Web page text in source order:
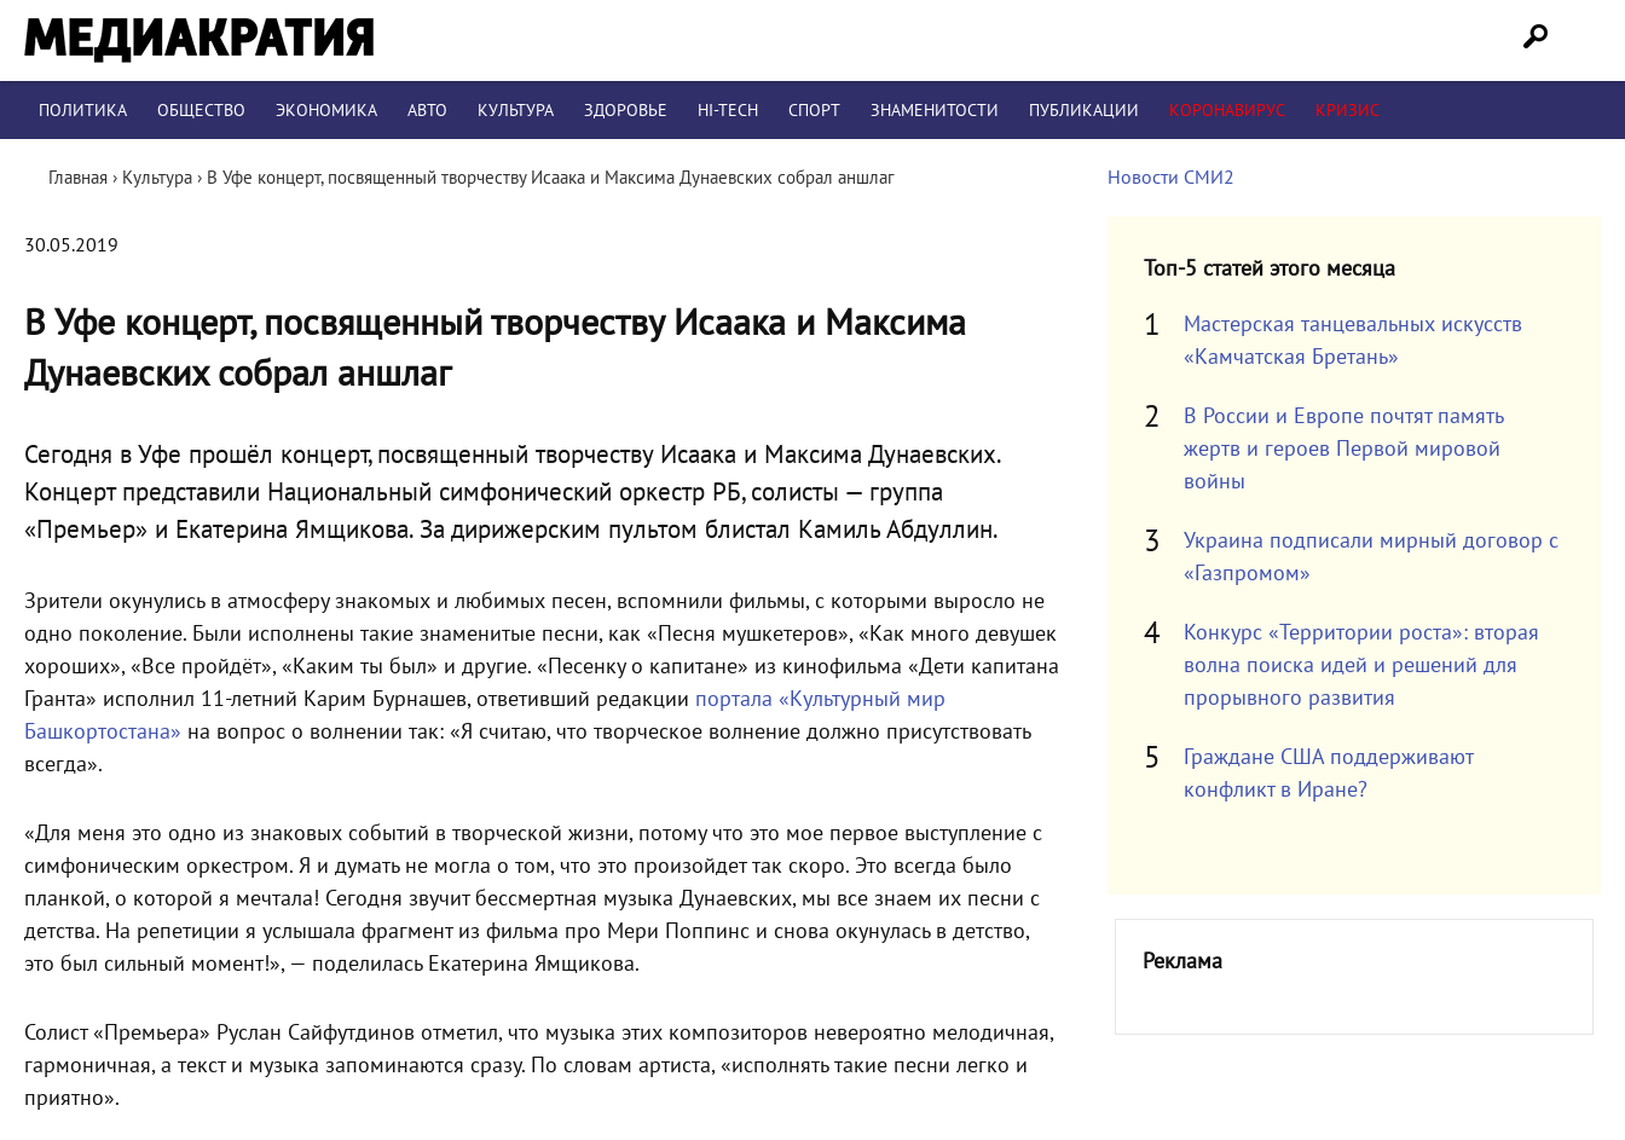
ПОЛИТИКА ОБЩЕСТВО ЭКОНОМИКА АВТО КУЛЬТУРА ЗДОРОВЬЕ HI-TECH СПОРТ ЗНАМЕНИТОСТИ ПУБЛИКАЦИИ КОРОНАВИРУС КРИЗИС
Главная › Культура › В Уфе концерт, посвященный творчеству Исаака и Максима Дунаевских собрал аншлаг
30.05.2019
В Уфе концерт, посвященный творчеству Исаака и Максима
Дунаевских собрал аншлаг
Сегодня в Уфе прошёл концерт, посвященный творчеству Исаака и Максима Дунаевских.
Концерт представили Национальный симфонический оркестр РБ, солисты — группа
«Премьер» и Екатерина Ямщикова. За дирижерским пультом блистал Камиль Абдуллин.
Зрители окунулись в атмосферу знакомых и любимых песен, вспомнили фильмы, с которыми выросло не
одно поколение. Были исполнены такие знаменитые песни, как «Песня мушкетеров», «Как много девушек
хороших», «Все пройдёт», «Каким ты был» и другие. «Песенку о капитане» из кинофильма «Дети капитана
Гранта» исполнил 11-летний Карим Бурнашев, ответивший редакции портала «Культурный мир
Башкортостана» на вопрос о волнении так: «Я считаю, что творческое волнение должно присутствовать
всегда».
«Для меня это одно из знаковых событий в творческой жизни, потому что это мое первое выступление с
симфоническим оркестром. Я и думать не могла о том, что это произойдет так скоро. Это всегда было
планкой, о которой я мечтала! Сегодня звучит бессмертная музыка Дунаевских, мы все знаем их песни с
детства. На репетиции я услышала фрагмент из фильма про Мери Поппинс и снова окунулась в детство,
это был сильный момент!», — поделилась Екатерина Ямщикова.
Солист «Премьера» Руслан Сайфутдинов отметил, что музыка этих композиторов невероятно мелодичная,
гармоничная, а текст и музыка запоминаются сразу. По словам артиста, «исполнять такие песни легко и
приятно».
Новости СМИ2
Топ-5 статей этого месяца
Мастерская танцевальных искусств
«Камчатская Бретань»
В России и Европе почтят память
жертв и героев Первой мировой
войны
Украина подписали мирный договор с
«Газпромом»
Конкурс «Территории роста»: вторая
волна поиска идей и решений для
прорывного развития
Граждане США поддерживают
конфликт в Иране?
Реклама